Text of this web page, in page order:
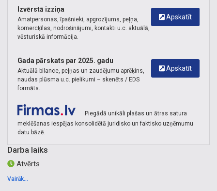
Apskatīt
Izvērstā izziņa
Amatpersonas, īpašnieki, apgrozījums, peļņa,
komercķīlas, nodrošinājumi, kontakti u.c. aktuālā,
vēsturiskā informācija.
Apskatīt
Gada pārskats par 2025. gadu
Aktuālā bilance, peļņas un zaudējumu aprēķins,
naudas plūsma u.c. pielikumi – skenēts / EDS
formāts.
Piegādā unikāli plašas un ātras satura
meklēšanas iespējas konsolidētā juridisko un faktisko uzņēmumu
datu bāzē.
Darba laiks
Atvērts
Vairāk...